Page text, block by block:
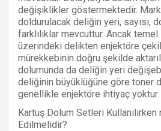
değişiklikler göstermektedir.
doldurulacak deliğin yeri, sayısı,
farklılıklar mevcuttur. Ancak
üzerindeki delikten enjektöre
mürekkebinin doğru şekilde
dolumunda da deliğin yeri
deliğinin büyüklüğüne göre toner
genellikle enjektöre ihtiyaç yoktur.
Kartuş Dolum Setleri
Edilmelidir?